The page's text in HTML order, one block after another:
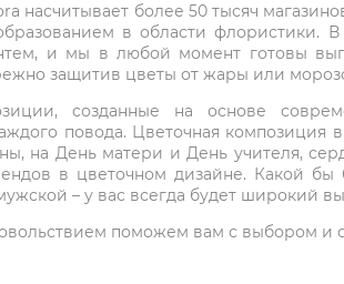
насчитывает более 50 тысяч
в области флористики.
и мы в любой момент готовы
защитив цветы от жары или
созданные на основе
повода. Цветочная
на День матери и День учителя,
в цветочном дизайне. Какой
– у вас всегда будет широкий
поможем вам с выбором и